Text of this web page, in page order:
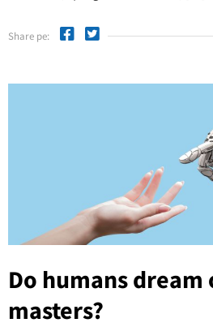
Share pe:
Do humans
masters?